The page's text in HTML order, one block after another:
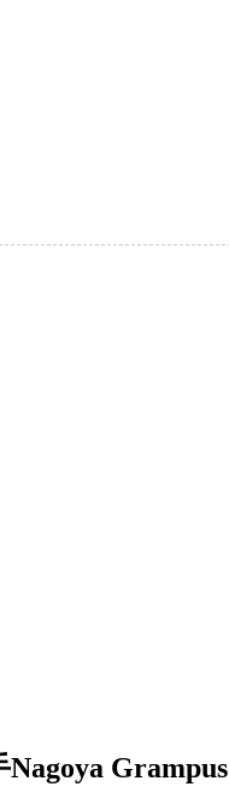
Nagoya Grampus